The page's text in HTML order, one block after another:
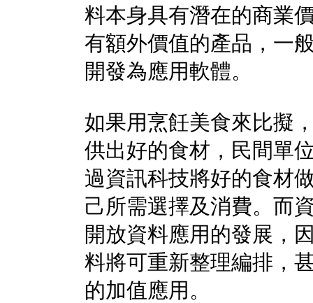
料本身具有潛在的商業
有額外價值的產品，一
開發為應用軟體。
如果用烹飪美食來比擬
供出好的食材，民間單
過資訊科技將好的食材
己所需選擇及消費。而
開放資料應用的發展，
料將可重新整理編排，
的加值應用。